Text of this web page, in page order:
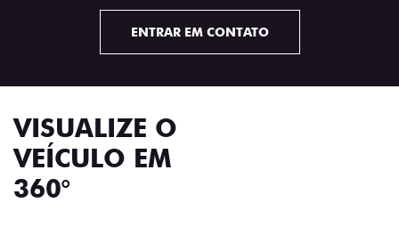
ENTRAR EM CONTATO
VISUALIZE O
VEÍCULO EM
360°